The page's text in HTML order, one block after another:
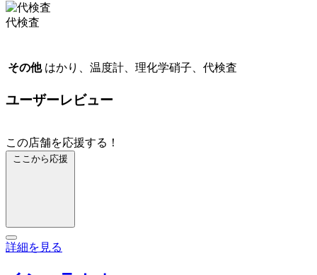
代検査
その他 はかり、温度計、理化学硝子、代検査
ユーザーレビュー
この店舗を応援する！
ここから応援
詳細を見る